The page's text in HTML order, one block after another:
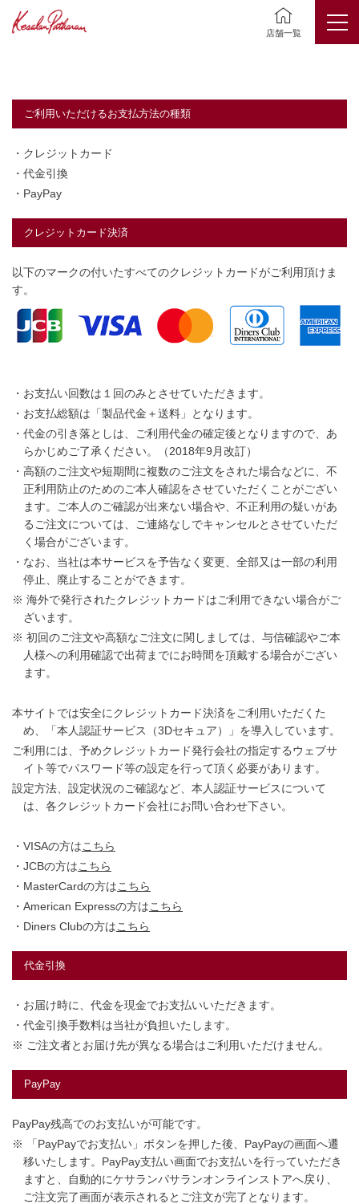
店舗一覧
ご利用いただけるお支払方法の種類
・クレジットカード
・代金引換
・PayPay
クレジットカード決済
以下のマークの付いたすべてのクレジットカードがご利用頂けま
す。
・お支払い回数は１回のみとさせていただきます。
・お支払総額は「製品代金＋送料」となります。
・代金の引き落としは、ご利用代金の確定後となりますので、あ
らかじめご了承ください。（2018年9月改訂）
・高額のご注文や短期間に複数のご注文をされた場合などに、不
正利用防止のためのご本人確認をさせていただくことがござい
ます。ご本人のご確認が出来ない場合や、不正利用の疑いがあ
るご注文については、ご連絡なしでキャンセルとさせていただ
く場合がございます。
・なお、当社は本サービスを予告なく変更、全部又は一部の利用
停止、廃止することができます。
※ 海外で発行されたクレジットカードはご利用できない場合がご
ざいます。
※ 初回のご注文や高額なご注文に関しましては、与信確認やご本
人様への利用確認で出荷までにお時間を頂戴する場合がござい
ます。
本サイトでは安全にクレジットカード決済をご利用いただくた
め、「本人認証サービス（3Dセキュア）」を導入しています。
ご利用には、予めクレジットカード発行会社の指定するウェブサ
イト等でパスワード等の設定を行って頂く必要があります。
設定方法、設定状況のご確認など、本人認証サービスについて
は、各クレジットカード会社にお問い合わせ下さい。
・VISAの方はこちら
・JCBの方はこちら
・MasterCardの方はこちら
・American Expressの方はこちら
・Diners Clubの方はこちら
代金引換
・お届け時に、代金を現金でお支払いいただきます。
・代金引換手数料は当社が負担いたします。
※ ご注文者とお届け先が異なる場合はご利用いただけません。
PayPay
PayPay残高でのお支払いが可能です。
※ 「PayPayでお支払い」ボタンを押した後、PayPayの画面へ遷
移いたします。PayPay支払い画面でお支払いを行っていただき
ますと、自動的にケサランパサランオンラインストアへ戻り、
ご注文完了画面が表示されるとご注文が完了となります。